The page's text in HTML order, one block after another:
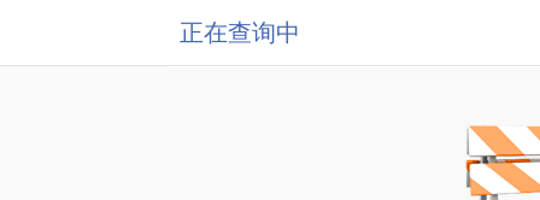
正在查询中